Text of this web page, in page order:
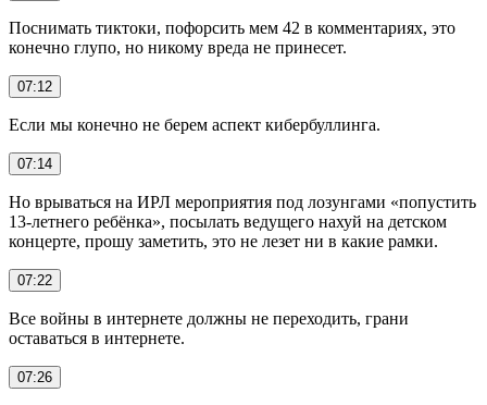
Поснимать тиктоки, пофорсить мем 42 в комментариях, это
конечно глупо, но никому вреда не принесет.
07:12
Если мы конечно не берем аспект кибербуллинга.
07:14
Но врываться на ИРЛ мероприятия под лозунгами «попустить
13-летнего ребёнка», посылать ведущего нахуй на детском
концерте, прошу заметить, это не лезет ни в какие рамки.
07:22
Все войны в интернете должны не переходить, грани
оставаться в интернете.
07:26